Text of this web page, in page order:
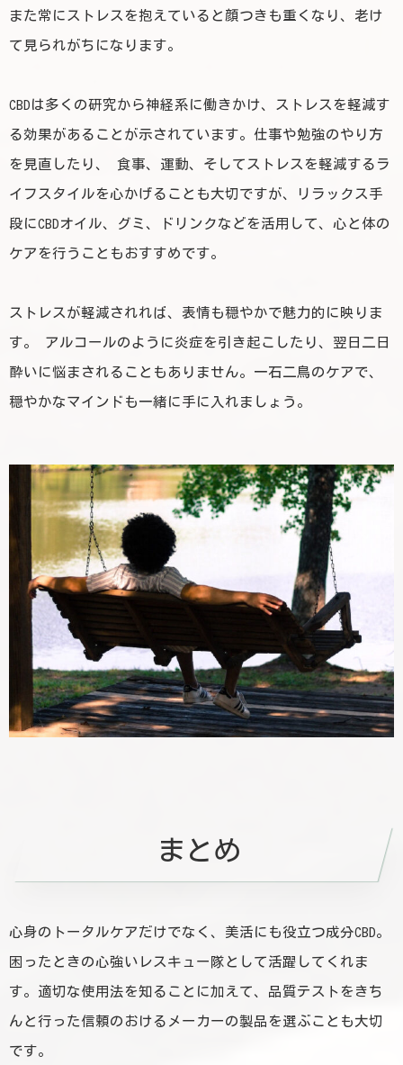
また常にストレスを抱えていると顔つきも重くなり、老け
て見られがちになります。
CBDは多くの研究から神経系に働きかけ、ストレスを軽減す
る効果があることが示されています。仕事や勉強のやり方
を見直したり、 食事、運動、そしてストレスを軽減するラ
イフスタイルを心かげることも大切ですが、リラックス手
段にCBDオイル、グミ、ドリンクなどを活用して、心と体の
ケアを行うこともおすすめです。
ストレスが軽減されれば、表情も穏やかで魅力的に映りま
す。 アルコールのように炎症を引き起こしたり、翌日二日
酔いに悩まされることもありません。一石二鳥のケアで、
穏やかなマインドも一緒に手に入れましょう。
まとめ
心身のトータルケアだけでなく、美活にも役立つ成分CBD。
困ったときの心強いレスキュー隊として活躍してくれま
す。適切な使用法を知ることに加えて、品質テストをきち
んと行った信頼のおけるメーカーの製品を選ぶことも大切
です。